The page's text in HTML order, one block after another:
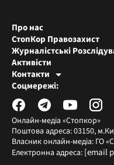
Онлайн-медіа «Стопкор»
Поштова адреса: 03150,
Власник онлайн-медіа: ГО
Електронна адреса: [email
Про нас
СтопКор Правозахист
Журналістські
Активісти
Контакти
Редакція СтопКора
Журналісти-розслідувачі
Соцмережі: